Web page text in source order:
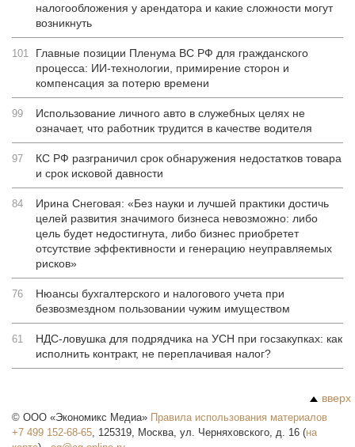
налогообложения у арендатора и какие сложности могут
возникнуть
101
Главные позиции Пленума ВС РФ для гражданского
процесса: ИИ-технологии, примирение сторон и
компенсация за потерю времени
99
Использование личного авто в служебных целях не
означает, что работник трудится в качестве водителя
97
КС РФ разграничил срок обнаружения недостатков товара
и срок исковой давности
84
Ирина Снеговая: «Без науки и лучшей практики достичь
целей развития значимого бизнеса невозможно: либо
цель будет недостигнута, либо бизнес приобретет
отсутствие эффективности и генерацию неуправляемых
рисков»
76
Нюансы бухгалтерского и налогового учета при
безвозмездном пользовании чужим имуществом
61
НДС-ловушка для подрядчика на УСН при госзакупках: как
исполнить контракт, не переплачивая налог?
вверх
© ООО «Экономикс Медиа» Правила использования материалов
+7 499 152-68-65, 125319, Москва, ул. Черняховского, д. 16 (на